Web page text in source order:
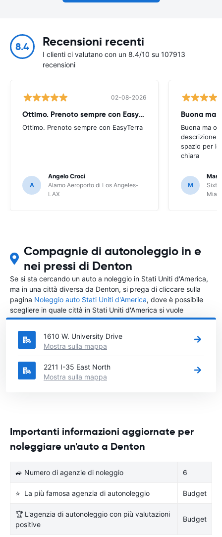
8.4 Recensioni recenti
I clienti ci valutano con un 8.4/10 su 107913
recensioni
02-08-2026
Ottimo. Prenoto sempre con EasyTerra
Ottimo. Prenoto sempre con EasyTerra
A
Angelo Croci
Alamo Aeroporto di Los Angeles-
LAX
Buona ma
Buona ma
descrizione
spazio per
chiara
M
Sixt
Compagnie di autonoleggio in e
nei pressi di Denton
Se si sta cercando un auto a noleggio in Stati Uniti d'America,
ma in una città diversa da Denton, si prega di cliccare sulla
pagina Noleggio auto Stati Uniti d'America, dove è possibile
scegliere in quale città in Stati Uniti d'America si vuole
noleggiare l'auto.
1610 W. University Drive
Mostra sulla mappa
2211 I-35 East North
Mostra sulla mappa
Importanti informazioni aggiornate per
noleggiare un'auto a Denton
🚙 Numero di agenzie di noleggio 6
⭐ La più famosa agenzia di autonoleggio Budget
🏆 L'agenzia di autonoleggio con più valutazioni
positive
Budget